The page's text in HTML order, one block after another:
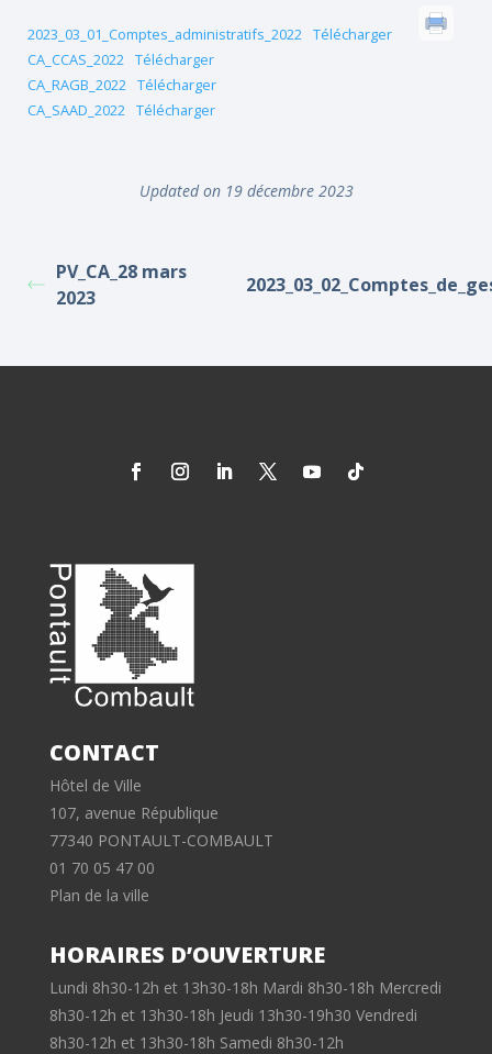
2023_03_01_Comptes_administratifs_2022 Télécharger
CA_CCAS_2022 Télécharger
CA_RAGB_2022 Télécharger
CA_SAAD_2022 Télécharger
Updated on 19 décembre 2023
PV_CA_28 mars
2023
CONTACT
Hôtel de Ville
107, avenue République
77340 PONTAULT-COMBAULT
01 70 05 47 00
Plan de la ville
HORAIRES D’OUVERTURE
Lundi 8h30-12h et 13h30-18h Mardi 8h30-18h Mercredi
8h30-12h et 13h30-18h Jeudi 13h30-19h30 Vendredi
8h30-12h et 13h30-18h Samedi 8h30-12h